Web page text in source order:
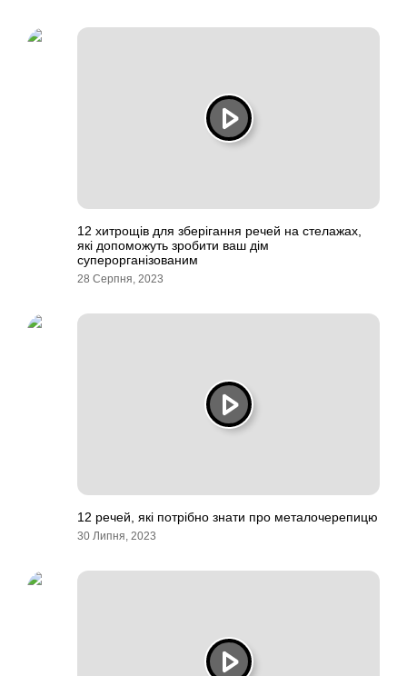
12 хитрощів для зберігання речей на стелажах,
які допоможуть зробити ваш дім
суперорганізованим
28 Серпня, 2023
12 речей, які потрібно знати про металочерепицю
30 Липня, 2023